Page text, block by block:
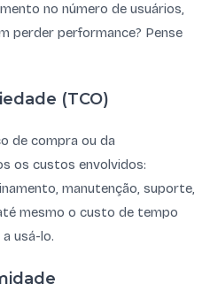
no número de usuários,
perder performance? Pense
(TCO)
de compra ou da
os custos envolvidos:
manutenção, suporte,
mesmo o custo de tempo
usá-lo.